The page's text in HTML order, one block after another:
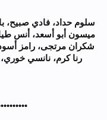
سلوم حداد، فادي صبيح،
ميسون أبو أسعد، أنس
شكران مرتجى، رامز
رنا كرم، نانسي